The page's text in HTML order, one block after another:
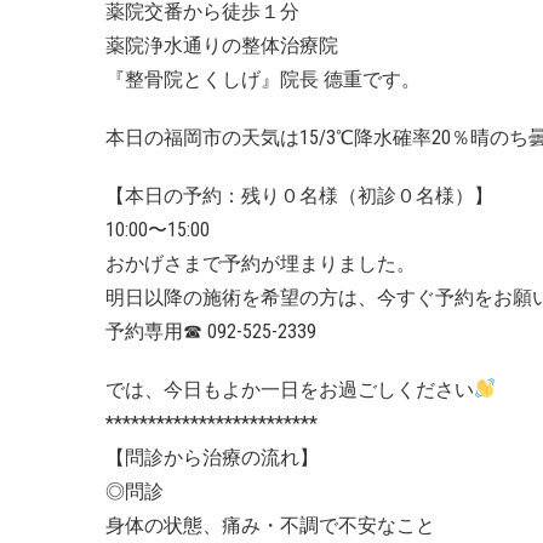
薬院交番から徒歩１分
薬院浄水通りの整体治療院
『整骨院とくしげ』院長 德重です。
本日の福岡市の天気は15/3℃降水確率20％晴のち
【本日の予約：残り０名様（初診０名様）】
10:00〜15:00
おかげさまで予約が埋まりました。
明日以降の施術を希望の方は、今すぐ予約をお願
予約専用☎ 092-525-2339
では、今日もよか一日をお過ごしください
*************************
【問診から治療の流れ】
◎問診
身体の状態、痛み・不調で不安なこと